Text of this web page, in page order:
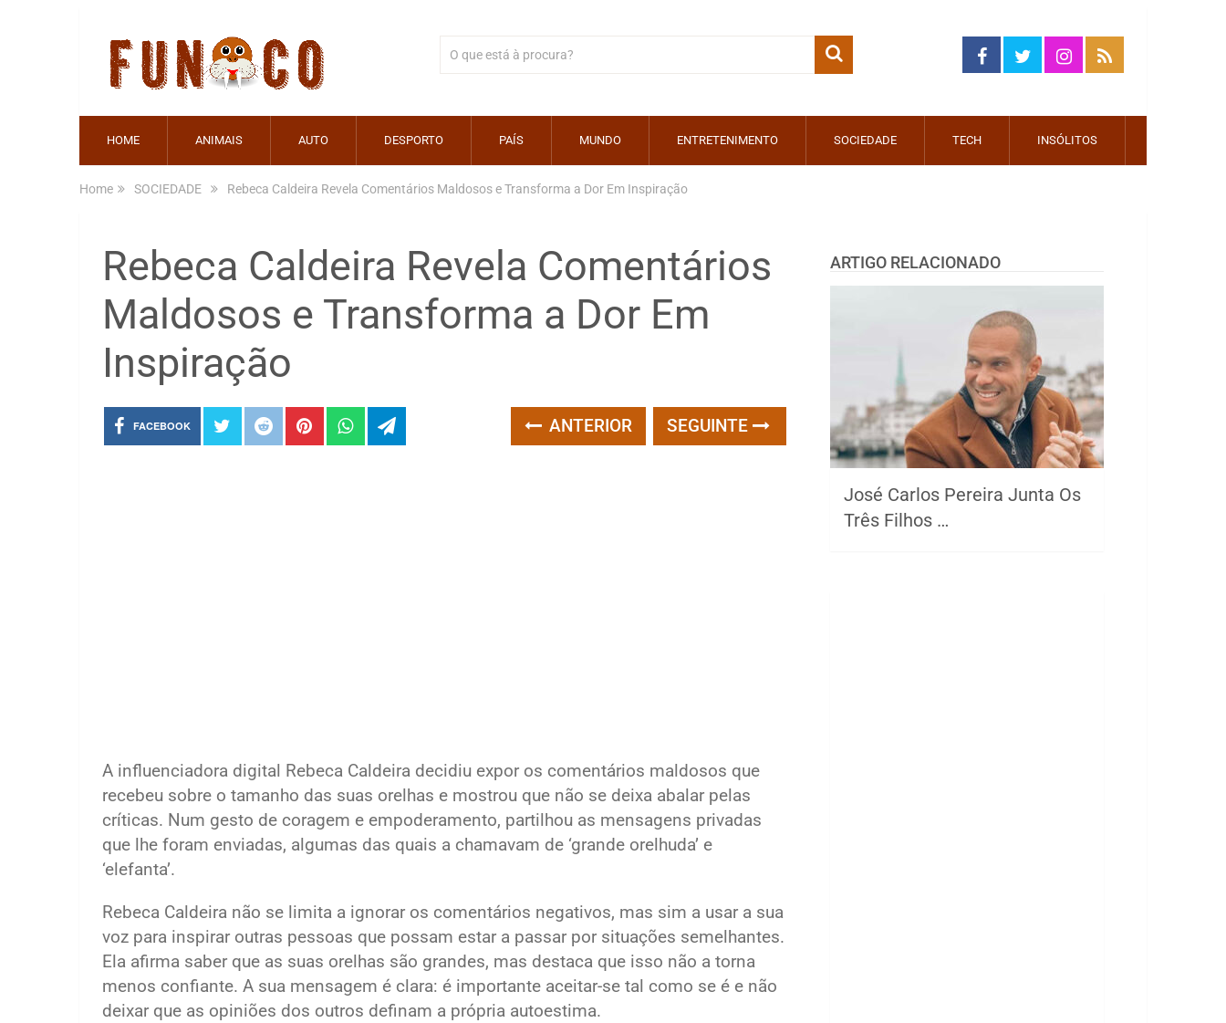
HOME ANIMAIS AUTO DESPORTO PAÍS MUNDO ENTRETENIMENTO SOCIEDADE TECH INSÓLITOS
Home SOCIEDADE Rebeca Caldeira Revela Comentários Maldosos e Transforma a Dor Em Inspiração
Rebeca Caldeira Revela Comentários
Maldosos e Transforma a Dor Em
Inspiração
FACEBOOK ANTERIOR SEGUINTE
A influenciadora digital Rebeca Caldeira decidiu expor os comentários maldosos que
recebeu sobre o tamanho das suas orelhas e mostrou que não se deixa abalar pelas
críticas. Num gesto de coragem e empoderamento, partilhou as mensagens privadas
que lhe foram enviadas, algumas das quais a chamavam de ‘grande orelhuda’ e
‘elefanta’.
Rebeca Caldeira não se limita a ignorar os comentários negativos, mas sim a usar a sua
voz para inspirar outras pessoas que possam estar a passar por situações semelhantes.
Ela afirma saber que as suas orelhas são grandes, mas destaca que isso não a torna
menos confiante. A sua mensagem é clara: é importante aceitar-se tal como se é e não
deixar que as opiniões dos outros definam a própria autoestima.
ARTIGO RELACIONADO
José Carlos Pereira Junta Os
Três Filhos …